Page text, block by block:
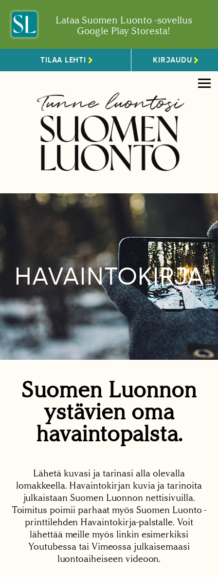
Lataa Suomen Luonto -sovellus
Google Play Storesta!
TILAA LEHTI KIRJAUDU
HAVAINTOKIRJA
Suomen Luonnon
ystävien oma
havaintopalsta.
Lähetä kuvasi ja tarinasi alla olevalla
lomakkeella. Havaintokirjan kuvia ja tarinoita
julkaistaan Suomen Luonnon nettisivuilla.
Toimitus poimii parhaat myös Suomen Luonto -
printtilehden Havaintokirja-palstalle. Voit
lähettää meille myös linkin esimerkiksi
Youtubessa tai Vimeossa julkaisemaasi
luontoaiheiseen videoon.